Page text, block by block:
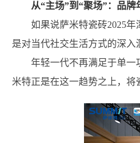
从“主场”到“聚场”：品
如果说萨米特瓷砖2025年
是对当代社交生活方式的深入
年轻一代不再满足于单一
米特正是在这一趋势之上，将